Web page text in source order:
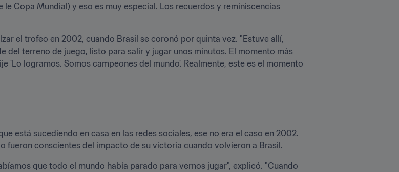
Copa Mundial) y eso es muy especial. Los recuerdos y reminiscencias
el trofeo en 2002, cuando Brasil se coronó por quinta vez. "Estuve allí,
del terreno de juego, listo para salir y jugar unos minutos. El momento más
'Lo logramos. Somos campeones del mundo'. Realmente, este es el momento
está sucediendo en casa en las redes sociales, ese no era el caso en 2002.
fueron conscientes del impacto de su victoria cuando volvieron a Brasil.
que todo el mundo había parado para vernos jugar", explicó. "Cuando